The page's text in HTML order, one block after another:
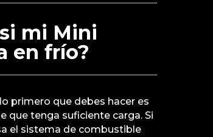
mi Mini
en frío?
primero que debes hacer es
que tenga suficiente carga. Si
el sistema de combustible